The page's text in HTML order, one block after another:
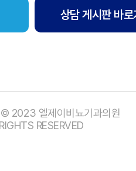
상담 게시판 바
2023 엘제이비뇨기과의원
RESERVED